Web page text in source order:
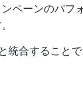
ペーンのパフ
統合すること